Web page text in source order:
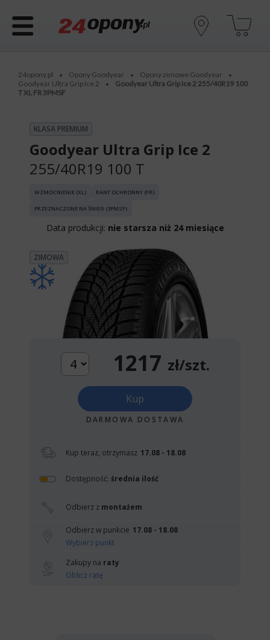
24opony.pl • Opony Goodyear • Opony zimowe Goodyear •
Goodyear Ultra Grip Ice 2 •
Goodyear Ultra Grip Ice 2 255/40R19 100
T XL FR 3PMSF
KLASA PREMIUM
Goodyear Ultra Grip Ice 2
255/40R19 100 T
WZMOCNIENIE (XL) RANT OCHRONNY (FR)
PRZEZNACZONE NA ŚNIEG (3PMSF)
Data produkcji: nie starsza niż 24 miesiące
ZIMOWA
1217 zł/szt.
Kup
DARMOWA DOSTAWA
Kup teraz, otrzymasz 17.08 - 18.08
Dostępność: średnia ilość
Odbierz z montażem
Odbierz w punkcie 17.08 - 18.08
Wybierz punkt
Zakupy na raty
Oblicz ratę